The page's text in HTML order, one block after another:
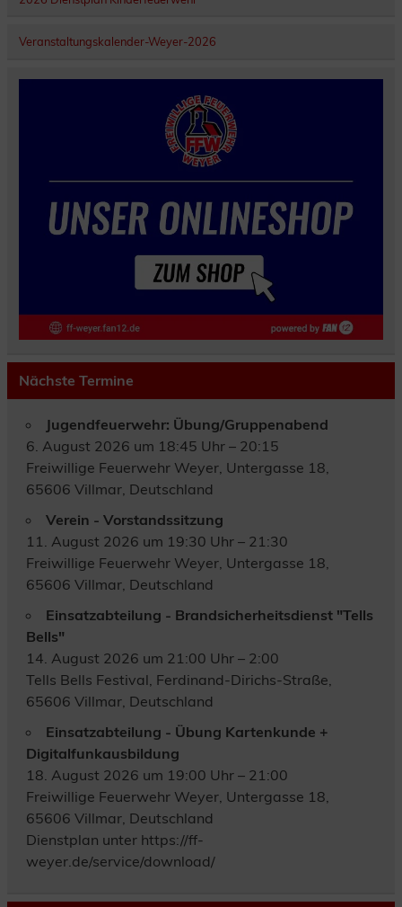
Veranstaltungskalender-Weyer-2026
Nächste Termine
Jugendfeuerwehr: Übung/Gruppenabend
6. August 2026 um 18:45 Uhr – 20:15
Freiwillige Feuerwehr Weyer, Untergasse 18,
65606 Villmar, Deutschland
Verein - Vorstandssitzung
11. August 2026 um 19:30 Uhr – 21:30
Freiwillige Feuerwehr Weyer, Untergasse 18,
65606 Villmar, Deutschland
Einsatzabteilung - Brandsicherheitsdienst "Tells
Bells"
14. August 2026 um 21:00 Uhr – 2:00
Tells Bells Festival, Ferdinand-Dirichs-Straße,
65606 Villmar, Deutschland
Einsatzabteilung - Übung Kartenkunde +
Digitalfunkausbildung
18. August 2026 um 19:00 Uhr – 21:00
Freiwillige Feuerwehr Weyer, Untergasse 18,
65606 Villmar, Deutschland
Dienstplan unter https://ff-
weyer.de/service/download/